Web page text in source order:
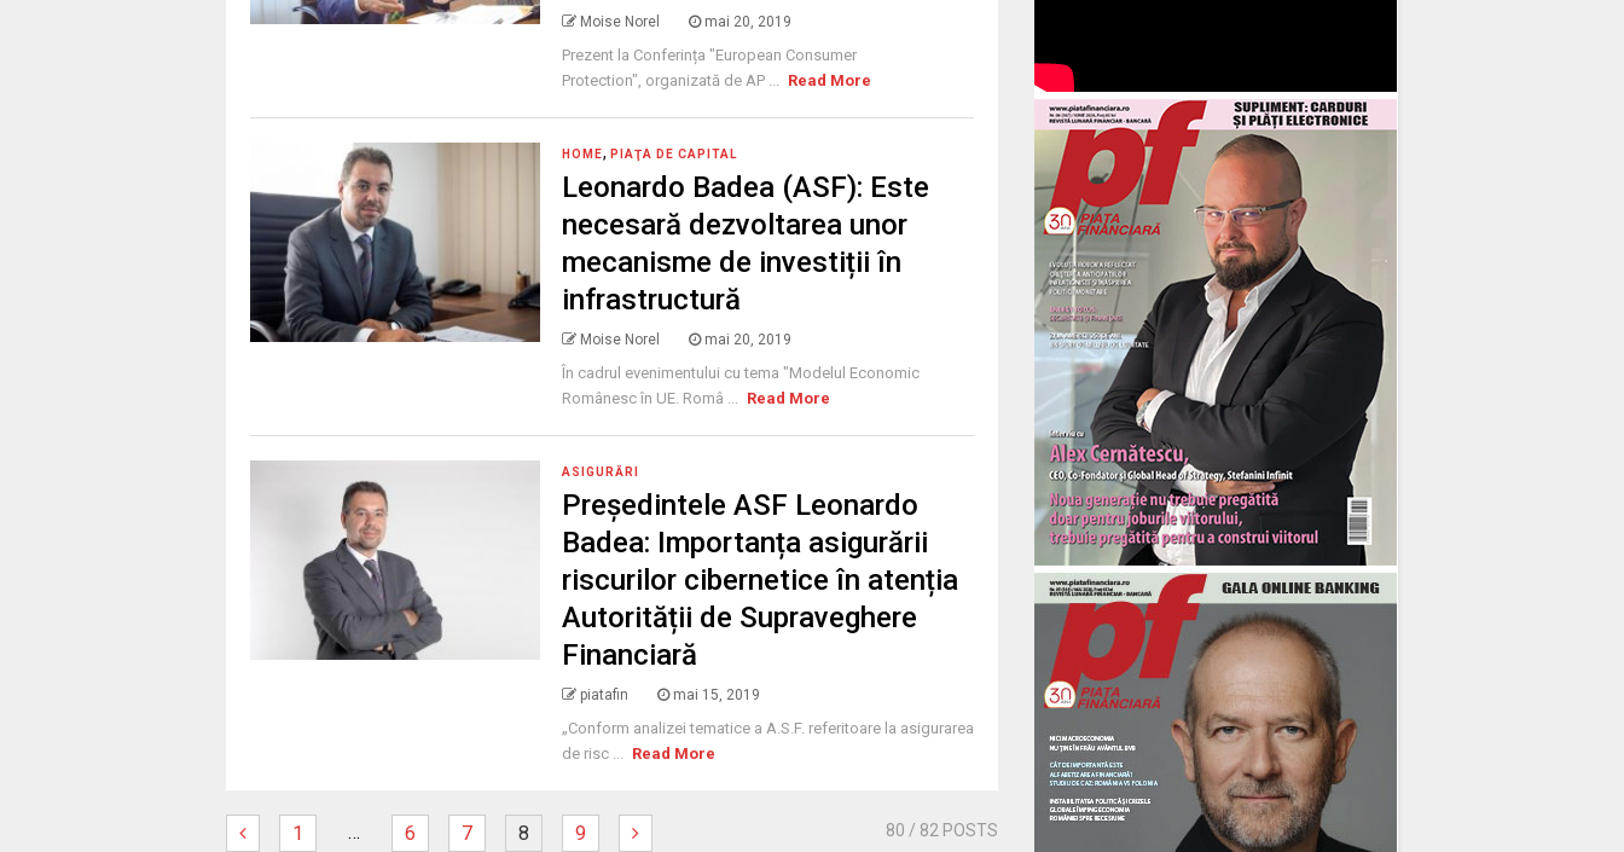
Moise Norel mai 20, 2019
Prezent la Conferința "European Consumer
Protection", organizată de AP ... Read More
HOME, PIAŢA DE CAPITAL
Leonardo Badea (ASF): Este
necesară dezvoltarea unor
mecanisme de investiții în
infrastructură
Moise Norel mai 20, 2019
În cadrul evenimentului cu tema "Modelul Economic
Românesc în UE. Româ ... Read More
ASIGURĂRI
Președintele ASF Leonardo
Badea: Importanța asigurării
riscurilor cibernetice în atenția
Autorității de Supraveghere
Financiară
piatafin mai 15, 2019
„Conform analizei tematice a A.S.F. referitoare la asigurarea
de risc ... Read More
1 … 6 7 8 9 80 / 82 POSTS